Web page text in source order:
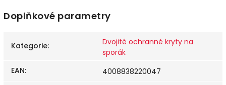
Doplňkové parametry
Kategorie:
Dvojité ochranné kryty na
sporák
EAN:
4008838220047